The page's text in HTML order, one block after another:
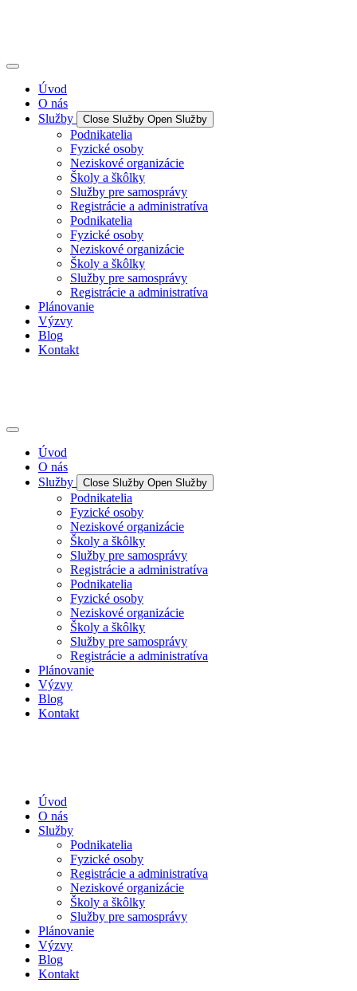
Úvod
O nás
Služby
Close Služby Open Služby
Podnikatelia
Fyzické osoby
Neziskové organizácie
Školy a škôlky
Služby pre samosprávy
Registrácie a administratíva
Podnikatelia
Fyzické osoby
Neziskové organizácie
Školy a škôlky
Služby pre samosprávy
Registrácie a administratíva
Plánovanie
Výzvy
Blog
Kontakt
Úvod
O nás
Služby
Close Služby Open Služby
Podnikatelia
Fyzické osoby
Neziskové organizácie
Školy a škôlky
Služby pre samosprávy
Registrácie a administratíva
Podnikatelia
Fyzické osoby
Neziskové organizácie
Školy a škôlky
Služby pre samosprávy
Registrácie a administratíva
Plánovanie
Výzvy
Blog
Kontakt
Úvod
O nás
Služby
Podnikatelia
Fyzické osoby
Registrácie a administratíva
Neziskové organizácie
Školy a škôlky
Služby pre samosprávy
Plánovanie
Výzvy
Blog
Kontakt